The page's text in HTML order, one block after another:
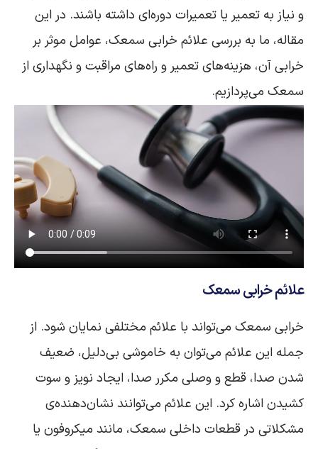
و نیاز به تعمیر یا تعمیرات دوره‌ای داشته باشند. در این
مقاله، ما به بررسی علائم خرابی سمعک، عوامل موثر بر
خرابی آن، هزینه‌های تعمیر و راه‌های مراقبت و نگهداری از
سمعک می‌پردازیم.
علائم خرابی سمعک
خرابی سمعک می‌تواند با علائم مختلفی نمایان شود. از
جمله این علائم می‌توان به خاموشی بی‌دلیل، ضعیف
شدن صدا، قطع و وصلی مکرر صدا، ایجاد نویز و سوت
کشیدن اشاره کرد. این علائم می‌توانند نشان‌دهنده‌ی
مشکلاتی در قطعات داخلی سمعک، مانند میکروفون یا